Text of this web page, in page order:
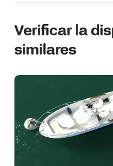
Verificar la
similares